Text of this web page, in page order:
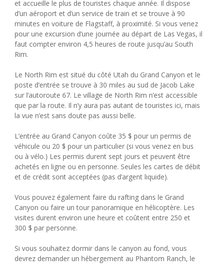
et accueille le plus de touristes chaque année. Il dispose
d’un aéroport et d’un service de train et se trouve à 90
minutes en voiture de Flagstaff, à proximité. Si vous venez
pour une excursion d’une journée au départ de Las Vegas, il
faut compter environ 4,5 heures de route jusqu’au South
Rim.
Le North Rim est situé du côté Utah du Grand Canyon et le
poste d’entrée se trouve à 30 miles au sud de Jacob Lake
sur l’autoroute 67. Le village de North Rim n’est accessible
que par la route. Il n’y aura pas autant de touristes ici, mais
la vue n’est sans doute pas aussi belle.
L’entrée au Grand Canyon coûte 35 $ pour un permis de
véhicule ou 20 $ pour un particulier (si vous venez en bus
ou à vélo.) Les permis durent sept jours et peuvent être
achetés en ligne ou en personne. Seules les cartes de débit
et de crédit sont acceptées (pas d’argent liquide).
Vous pouvez également faire du rafting dans le Grand
Canyon ou faire un tour panoramique en hélicoptère. Les
visites durent environ une heure et coûtent entre 250 et
300 $ par personne.
Si vous souhaitez dormir dans le canyon au fond, vous
devrez demander un hébergement au Phantom Ranch, le